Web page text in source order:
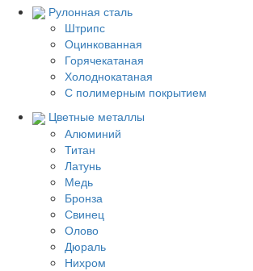
Рулонная сталь
Штрипс
Оцинкованная
Горячекатаная
Холоднокатаная
С полимерным покрытием
Цветные металлы
Алюминий
Титан
Латунь
Медь
Бронза
Свинец
Олово
Дюраль
Нихром